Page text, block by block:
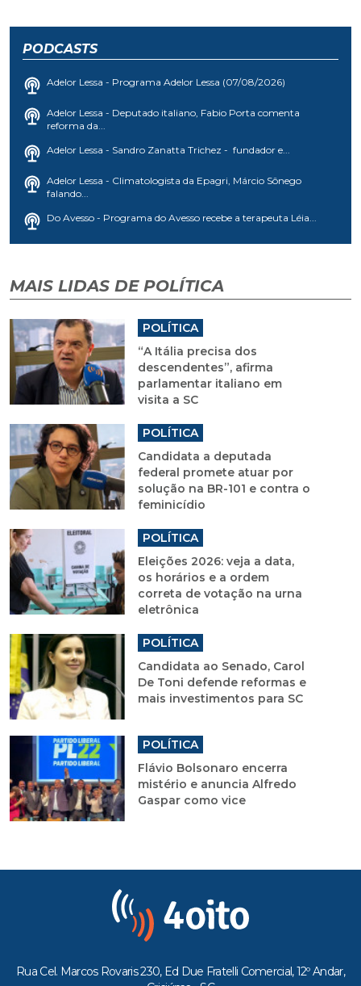
PODCASTS
Adelor Lessa - Programa Adelor Lessa (07/08/2026)
Adelor Lessa - Deputado italiano, Fabio Porta comenta
reforma da...
Adelor Lessa - Sandro Zanatta Trichez - fundador e...
Adelor Lessa - Climatologista da Epagri, Márcio Sônego
falando...
Do Avesso - Programa do Avesso recebe a terapeuta Léia...
MAIS LIDAS DE POLÍTICA
POLÍTICA
“A Itália precisa dos
descendentes”, afirma
parlamentar italiano em
visita a SC
POLÍTICA
Candidata a deputada
federal promete atuar por
solução na BR-101 e contra o
feminicídio
POLÍTICA
Eleições 2026: veja a data,
os horários e a ordem
correta de votação na urna
eletrônica
POLÍTICA
Candidata ao Senado, Carol
De Toni defende reformas e
mais investimentos para SC
POLÍTICA
Flávio Bolsonaro encerra
mistério e anuncia Alfredo
Gaspar como vice
Rua Cel. Marcos Rovaris 230, Ed Due Fratelli Comercial, 12º Andar,